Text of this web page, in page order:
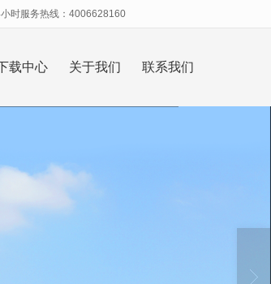
时服务热线：4006628160
载中心 关于我们 联系我们